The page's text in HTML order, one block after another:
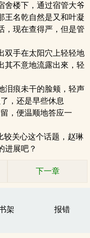
舍楼下，通过宿管大爷
王名乾自然是又和叶凝
，现在查得严，但是管
双手在太阳穴上轻轻地
其不意地流露出來，轻
泪痕未干的脸颊，轻声
，还是早些休息
，便温顺地答应一
较关心这个话题，赵琳
进展吧？
下一章
架 报错